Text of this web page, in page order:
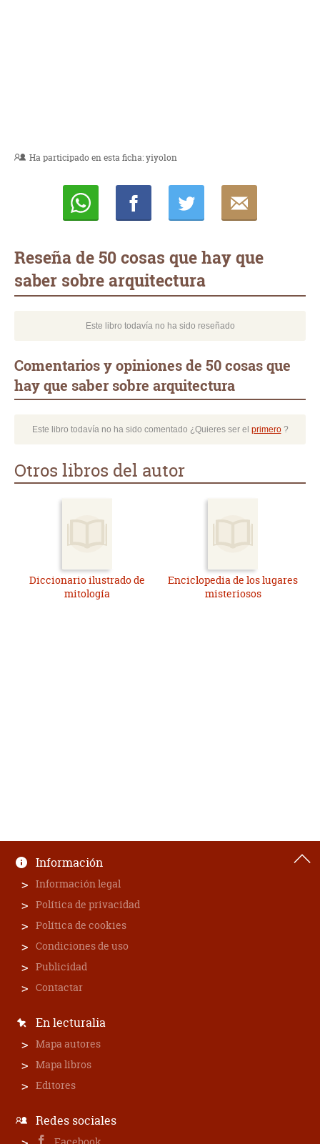
Ha participado en esta ficha:yiyolon
Reseña de 50 cosas que hay que
saber sobre arquitectura
Este libro todavía no ha sido reseñado
Comentarios y opiniones de 50 cosas que
hay que saber sobre arquitectura
Este libro todavía no ha sido comentado ¿Quieres ser el primero?
Otros libros del autor
Diccionario ilustrado de
mitología
Enciclopedia de los lugares
misteriosos
Información
Información legal
Política de privacidad
Política de cookies
Condiciones de uso
Publicidad
Contactar
En lecturalia
Mapa autores
Mapa libros
Editores
Redes sociales